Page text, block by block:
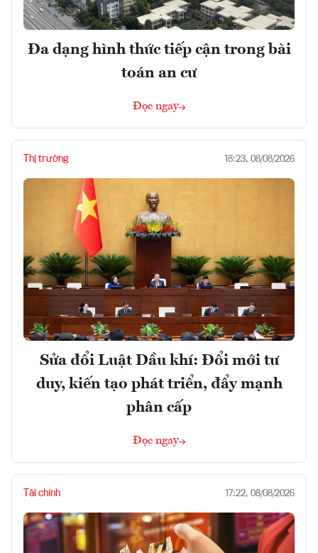
Đa dạng hình thức tiếp cận trong bài
toán an cư
Đọc ngay
Thị trường 18:23, 08/08/2026
Sửa đổi Luật Dầu khí: Đổi mới tư
duy, kiến tạo phát triển, đẩy mạnh
phân cấp
Đọc ngay
Tài chính 17:22, 08/08/2026